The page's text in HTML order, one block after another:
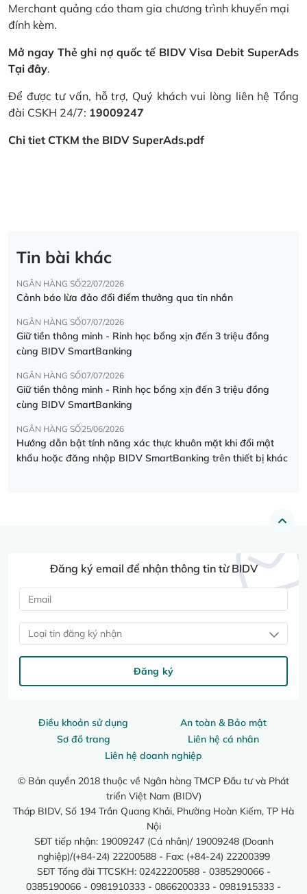
Merchant quảng cáo tham gia chương trình khuyến mại
đính kèm.
Mở ngay Thẻ ghi nợ quốc tế BIDV Visa Debit SuperAds
Tại đây.
Để được tư vấn, hỗ trợ, Quý khách vui lòng liên hệ Tổng
đài CSKH 24/7: 19009247
Chi tiet CTKM the BIDV SuperAds.pdf
Tin bài khác
NGÂN HÀNG SỐ22/07/2026
Cảnh báo lừa đảo đổi điểm thưởng qua tin nhắn
NGÂN HÀNG SỐ07/07/2026
Giữ tiền thông minh - Rinh học bổng xịn đến 3 triệu đồng
cùng BIDV SmartBanking
NGÂN HÀNG SỐ07/07/2026
Giữ tiền thông minh - Rinh học bổng xịn đến 3 triệu đồng
cùng BIDV SmartBanking
NGÂN HÀNG SỐ25/06/2026
Hướng dẫn bật tính năng xác thực khuôn mặt khi đổi mật
khẩu hoặc đăng nhập BIDV SmartBanking trên thiết bị khác
Điều khoản sử dụng
An toàn & Bảo mật
Sơ đồ trang
Liên hệ cá nhân
Liên hệ doanh nghiệp
© Bản quyền 2018 thuộc về Ngân hàng TMCP Đầu tư và Phát
triển Việt Nam (BIDV)
Tháp BIDV, Số 194 Trần Quang Khải, Phường Hoàn Kiếm, TP Hà
Nội
SĐT tiếp nhận: 19009247 (Cá nhân)/ 19009248 (Doanh
nghiệp)/(+84-24) 22200588 - Fax: (+84-24) 22200399
SĐT Tổng đài TTCSKH: 02422200588 - 0385290066 -
0385190066 - 0981910333 - 0866200333 - 0981915333 -
Đăng ký email để nhận thông tin từ BIDV
Loại tin đăng ký nhận
Đăng ký